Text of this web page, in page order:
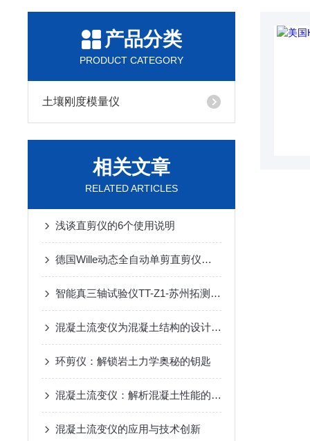
产品分类
PRODUCT CATEGORY
土壤刚度模量仪
相关文章
RELATED ARTICLES
浅谈直剪仪的6个使用说明
德国Wille动态全自动单剪直剪仪特点
智能真三轴试验仪TT-Z1-苏州拓测仪器设备有限公司
混凝土流变仪为混凝土结构的设计和施工提供重要的依据
环剪仪：解锁岩土力学奥秘的钥匙
混凝土流变仪：解析混凝土性能的关键工具
混凝土流变仪的应用与技术创新